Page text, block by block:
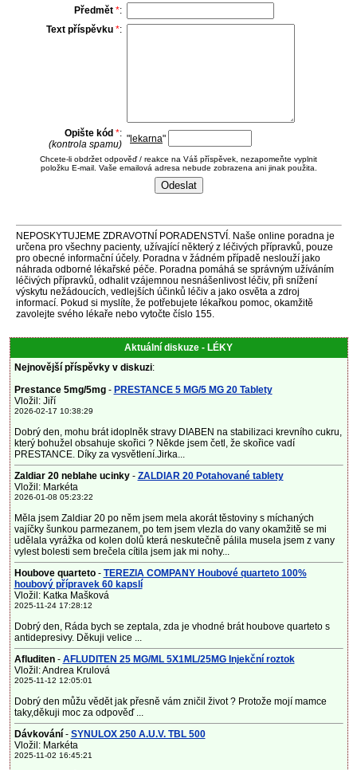
Předmět *:
Text příspěvku *:
Opište kód *:
(kontrola spamu) " lekarna"
Chcete-li obdržet odpověď / reakce na Váš příspěvek, nezapomeňte vyplnit
položku E-mail. Vaše emailová adresa nebude zobrazena ani jinak použita.
NEPOSKYTUJEME ZDRAVOTNÍ PORADENSTVÍ. Naše online poradna je
určena pro všechny pacienty, užívající některý z léčivých přípravků, pouze
pro obecné informační účely. Poradna v žádném případě neslouží jako
náhrada odborné lékařské péče. Poradna pomáhá se správným užíváním
léčivých přípravků, odhalit vzájemnou nesnášenlivost léčiv, při snížení
výskytu nežádoucích, vedlejších účinků léčiv a jako osvěta a zdroj
informací. Pokud si myslíte, že potřebujete lékařkou pomoc, okamžitě
zavolejte svého lékaře nebo vytočte číslo 155.
Aktuální diskuze - LÉKY
Nejnovější příspěvky v diskuzi:
Prestance 5mg/5mg- PRESTANCE 5 MG/5 MG 20 Tablety
Vložil: Jiří
2026-02-17 10:38:29
Dobrý den, mohu brát idoplněk stravy DIABEN na stabilizaci krevního cukru,
který bohužel obsahuje skořici ? Někde jsem četl, že skořice vadí
PRESTANCE. Díky za vysvětlení.Jirka...
Zaldiar 20 neblahe ucinky- ZALDIAR 20 Potahované tablety
Vložil: Markéta
2026-01-08 05:23:22
Měla jsem Zaldiar 20 po něm jsem mela akorát těstoviny s míchaných
vajíčky šunkou parmezanem, po tem jsem vlezla do vany okamžitě se mi
udělala vyrážka od kolen dolů která neskutečně pálila musela jsem z vany
vylest bolesti sem brečela cítila jsem jak mi nohy...
Houbove quarteto- TEREZIA COMPANY Houbové quarteto 100%
houbový přípravek 60 kapslí
Vložil: Katka Mašková
2025-11-24 17:28:12
Dobrý den, Ráda bych se zeptala, zda je vhodné brát houbove quarteto s
antidepresivy. Děkuji velice ...
Afluditen- AFLUDITEN 25 MG/ML 5X1ML/25MG Injekční roztok
Vložil: Andrea Krulová
2025-11-12 12:05:01
Dobrý den můžu vědět jak přesně vám zničil život ? Protože mojí mamce
taky,děkuji moc za odpověď ...
Dávkování - SYNULOX 250 A.U.V. TBL 500
Vložil: Markéta
2025-11-02 16:45:21